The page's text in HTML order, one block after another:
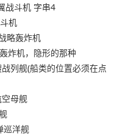
战斗机 字串4
机
略轰炸机
炸机，隐形的那种
列舰(船类的位置必须在点
空母舰
巡洋舰